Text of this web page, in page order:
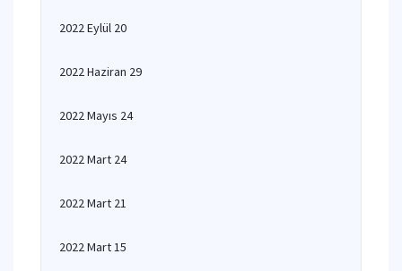
2022 Eylül 20
2022 Haziran 29
2022 Mayıs 24
2022 Mart 24
2022 Mart 21
2022 Mart 15